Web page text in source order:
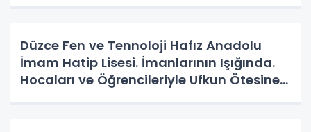
Düzce Fen ve Tennoloji Hafız Anadolu
İmam Hatip Lisesi. İmanlarının Işığında.
Hocaları ve Öğrencileriyle Ufkun Ötesine